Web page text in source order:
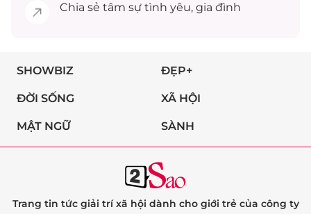
Chia sẻ tâm sự tình yêu, gia đình
SHOWBIZ ĐẸP+
ĐỜI SỐNG XÃ HỘI
MẬT NGỮ SÀNH
Trang tin tức giải trí xã hội dành cho giới trẻ của công ty